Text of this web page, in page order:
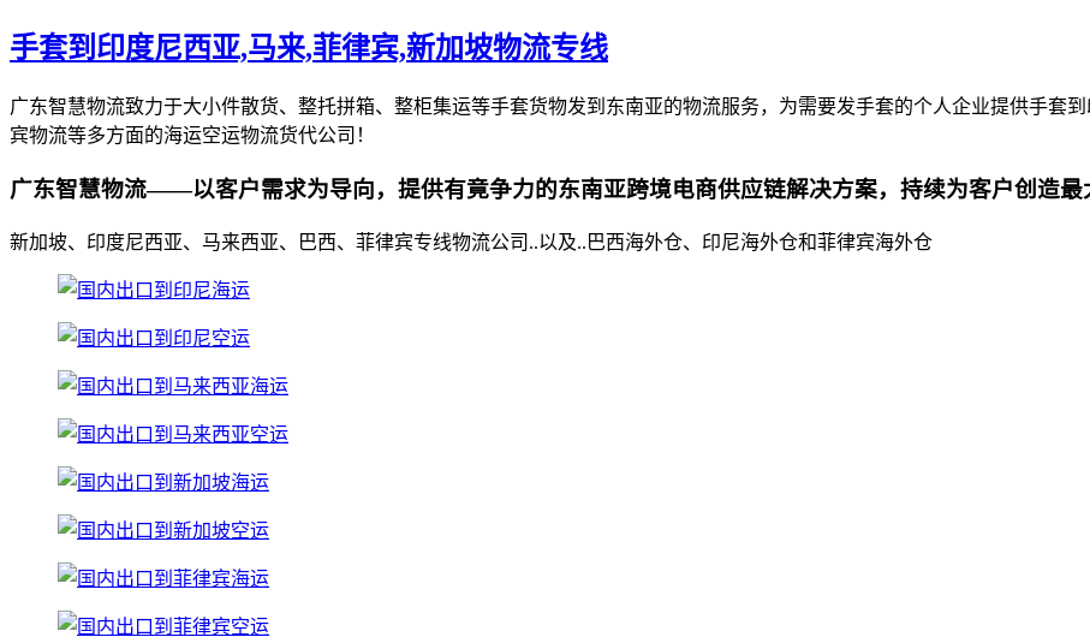
手套到印度尼西亚,马来,菲律宾,新加坡物流专线
广东智慧物流致力于大小件散货、整托拼箱、整柜集运等手套货物发到东南亚的物流服务，为需要发手套的个人企业提供手套
宾物流等多方面的海运空运物流货代公司！
广东智慧物流——以客户需求为导向，提供有竟争力的东南亚跨境电商供应链解决方案，持续为客户创造最
新加坡、印度尼西亚、马来西亚、巴西、菲律宾专线物流公司..以及..巴西海外仓、印尼海外仓和菲律宾海外仓